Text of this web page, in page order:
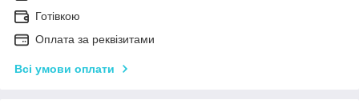
Готівкою
Оплата за реквізитами
Всі умови оплати